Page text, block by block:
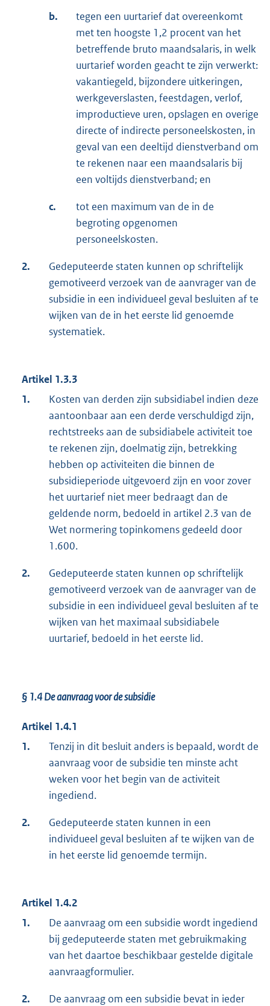
b.
tegen een uurtarief dat overeenkomt
met ten hoogste 1,2 procent van het
betreffende bruto maandsalaris, in welk
uurtarief worden geacht te zijn verwerkt:
vakantiegeld, bijzondere uitkeringen,
werkgeverslasten, feestdagen, verlof,
improductieve uren, opslagen en overige
directe of indirecte personeelskosten, in
geval van een deeltijd dienstverband om
te rekenen naar een maandsalaris bij
een voltijds dienstverband; en
c.
tot een maximum van de in de
begroting opgenomen
personeelskosten.
2.
Gedeputeerde staten kunnen op schriftelijk
gemotiveerd verzoek van de aanvrager van de
subsidie in een individueel geval besluiten af te
wijken van de in het eerste lid genoemde
systematiek.
Artikel 1.3.3
1.
Kosten van derden zijn subsidiabel indien deze
aantoonbaar aan een derde verschuldigd zijn,
rechtstreeks aan de subsidiabele activiteit toe
te rekenen zijn, doelmatig zijn, betrekking
hebben op activiteiten die binnen de
subsidieperiode uitgevoerd zijn en voor zover
het uurtarief niet meer bedraagt dan de
geldende norm, bedoeld in artikel 2.3 van de
Wet normering topinkomens gedeeld door
1.600.
2.
Gedeputeerde staten kunnen op schriftelijk
gemotiveerd verzoek van de aanvrager van de
subsidie in een individueel geval besluiten af te
wijken van het maximaal subsidiabele
uurtarief, bedoeld in het eerste lid.
§ 1.4De aanvraag voor de subsidie
Artikel 1.4.1
1.
Tenzij in dit besluit anders is bepaald, wordt de
aanvraag voor de subsidie ten minste acht
weken voor het begin van de activiteit
ingediend.
2.
Gedeputeerde staten kunnen in een
individueel geval besluiten af te wijken van de
in het eerste lid genoemde termijn.
Artikel 1.4.2
1.
De aanvraag om een subsidie wordt ingediend
bij gedeputeerde staten met gebruikmaking
van het daartoe beschikbaar gestelde digitale
aanvraagformulier.
2.
De aanvraag om een subsidie bevat in ieder